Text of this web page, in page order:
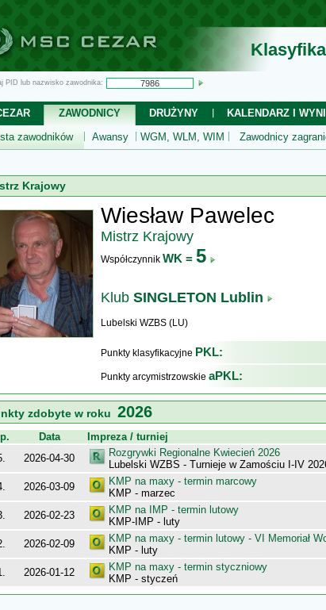
PID lub nazwisko zawodnika:
ZAWODNICY DRUŻYNY KALENDARZ I
zawodników
Awansy WGM, WLM, WIM Zawodnicy
Krajowy
Wiesław Pawelec
Mistrz Krajowy
Współczynnik WK = 5
Klub SINGLETON Lublin
Lubelski WZBS (LU)
Punkty klasyfikacyjne PKL:
Punkty arcymistrzowskie aPKL:
zdobyte w roku 2026
Data Impreza / turniej
2026-04-30
Rozgrywki Regionalne Kwiecień 2026
Lubelski WZBS - Turnieje w Zamościu I-IV
2026-03-09
KMP na maxy - termin marcowy
KMP - marzec
2026-02-23
KMP na IMP - termin lutowy
KMP-IMP - luty
2026-02-09
KMP na maxy - termin lutowy - VI Memoriał
KMP - luty
2026-01-12
KMP na maxy - termin styczniowy
KMP - styczeń